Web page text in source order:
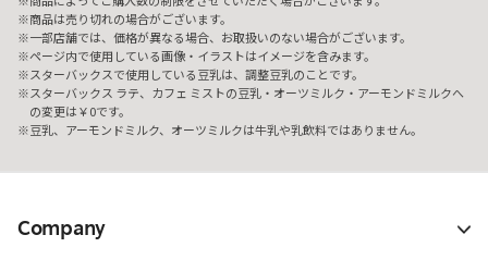
商品は売り切れの場合がございます。
一部店舗では、価格が異なる場合、お取扱いのない場合がございます。
ページ内で使用している画像・イラストはイメージを含みます。
スターバックスで使用している豆乳は、調整豆乳のことです。
スターバックス ラテ、カフェ ミストの豆乳・オーツミルク・アーモンドミルクへ
の変更は￥0です。
豆乳、アーモンドミルク、オーツミルクは牛乳や乳飲料ではありません。
Company